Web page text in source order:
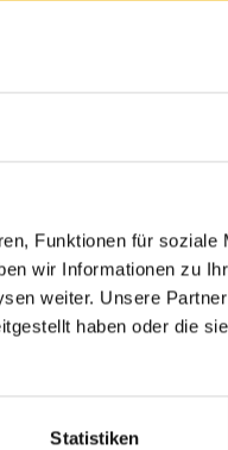
Funktionen für soziale
wir Informationen zu
weiter. Unsere
haben oder die
Statistiken
am 02. Juli 2017, von
einem bunten